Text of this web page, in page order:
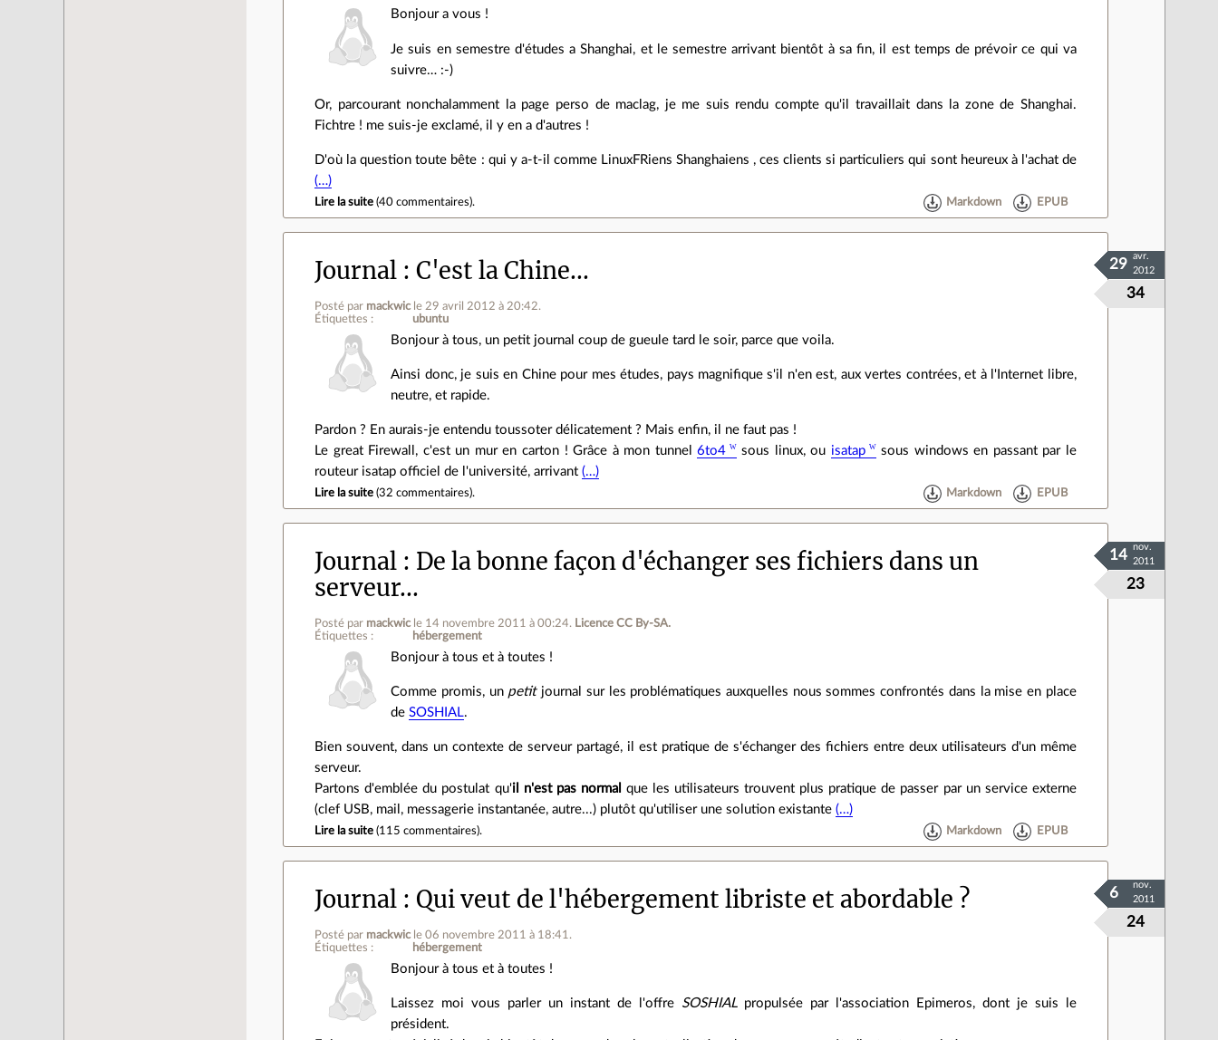
Bonjour a vous !
Je suis en semestre d'études a Shanghai, et le semestre arrivant bientôt à sa fin, il est temps de prévoir ce qui va
suivre… :-)
Or, parcourant nonchalamment la page perso de maclag, je me suis rendu compte qu'il travaillait dans la zone de Shanghai.
Fichtre ! me suis-je exclamé, il y en a d'autres !
D'où la question toute bête : qui y a-t-il comme LinuxFRiens Shanghaiens , ces clients si particuliers qui sont heureux à l'achat de
(…)
Lire la suite (40 commentaires). Markdown EPUB
Journal C'est la Chine...
Posté par mackwic le 29 avril 2012 à 20:42.
Étiquettes :
ubuntu
34
29
avr.
2012
Bonjour à tous, un petit journal coup de gueule tard le soir, parce que voila.
Ainsi donc, je suis en Chine pour mes études, pays magnifique s'il n'en est, aux vertes contrées, et à l'Internet libre,
neutre, et rapide.
Pardon ? En aurais-je entendu toussoter délicatement ? Mais enfin, il ne faut pas !
Le great Firewall, c'est un mur en carton ! Grâce à mon tunnel6to4 sous linux, ou isatap
sous windows en passant par le
routeur isatap officiel de l'université, arrivant(…)
Lire la suite (32 commentaires). Markdown EPUB
Journal
De la bonne façon d'échanger ses fichiers dans un
serveur...
Posté par mackwic le 14 novembre 2011 à 00:24. Licence CC By‑SA.
Étiquettes :
hébergement
23
14
nov.
2011
Bonjour à tous et à toutes !
Comme promis, un petitjournal sur les problématiques auxquelles nous sommes confrontés dans la mise en place
deSOSHIAL.
Bien souvent, dans un contexte de serveur partagé, il est pratique de s'échanger des fichiers entre deux utilisateurs d'un même
serveur.
Partons d'emblée du postulat qu'il n'est pas normal que les utilisateurs trouvent plus pratique de passer par un service externe
(clef USB, mail, messagerie instantanée, autre...) plutôt qu'utiliser une solution existante(…)
Lire la suite (115 commentaires). Markdown EPUB
Journal Qui veut de l'hébergement libriste et abordable ?
Posté par mackwic le 06 novembre 2011 à 18:41 .
Étiquettes :
hébergement
24
6
nov.
2011
Bonjour à tous et à toutes !
Laissez moi vous parler un instant de l'offre SOSHIALpropulsée par l'association Epimeros, dont je suis le
président.